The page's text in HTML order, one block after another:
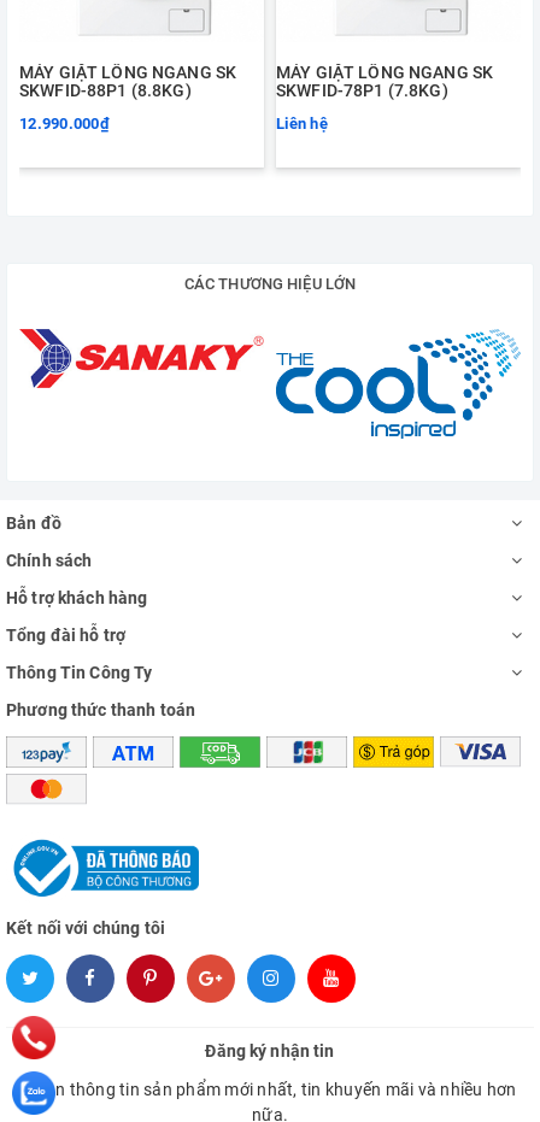
MÁY GIẶT LỒNG NGANG SK
SKWFID-88P1 (8.8KG)
12.990.000₫
MÁY GIẶT LỒNG NGANG SK
SKWFID-78P1 (7.8KG)
Liên hệ
CÁC THƯƠNG HIỆU LỚN
Bản đồ
Chính sách
Hỗ trợ khách hàng
Tổng đài hỗ trợ
Thông Tin Công Ty
Phương thức thanh toán
Kết nối với chúng tôi
Đăng ký nhận tin
Nhận thông tin sản phẩm mới nhất, tin khuyến mãi và nhiều hơn
nữa.